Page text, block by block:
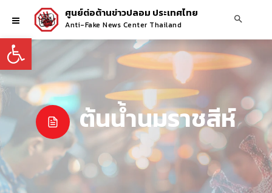
Open toolbar
ศูนย์ต่อต้านข่าวปลอม ประเทศไทย
Anti-Fake News Center Thailand
ต้นน้ำนมราชสีห์